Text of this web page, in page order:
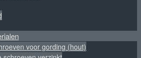
voor gording (hout)